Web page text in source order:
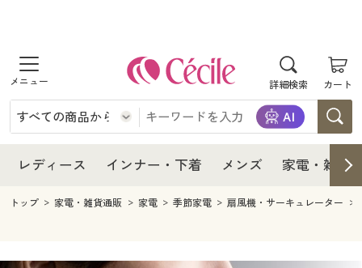
詳細検索 カート
商品を探す
レディース
レディースファッション
インナー・下着
インナー・下着通販すべて
メンズ
レディース インナー・下着 メンズ 家電・雑貨
レディース
レディース通販すべて
レディースファッション
インナー・下着
インナー・下着通販すべて
メンズ
トップ 家電・雑貨通販 家電 季節家電 扇風機・サーキュレーター